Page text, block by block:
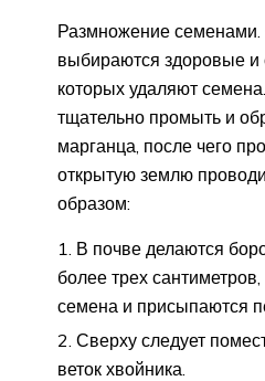
Размножение
выбираются здоровые и
которых удаляют
тщательно промыть и
марганца, после чего
открытую землю
образом:
В почве делаются
более трех
семена и присыпаются
Сверху следует
веток хвойника.